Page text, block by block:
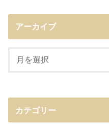
アーカイブ
カテゴリー